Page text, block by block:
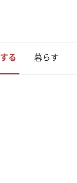
る 暮らす